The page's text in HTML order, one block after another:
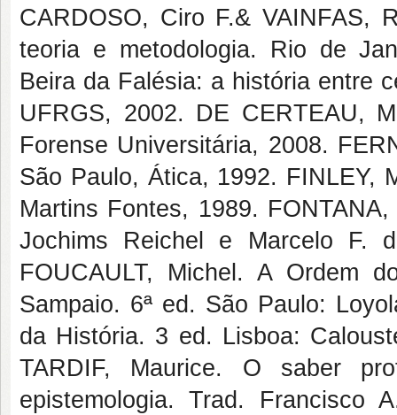
CARDOSO, Ciro F.& VAINFAS,
teoria e metodologia. Rio de
Beira da Falésia: a história entre
UFRGS, 2002. DE CERTEAU,
Forense Universitária, 2008.
São Paulo, Ática, 1992. FINLEY,
Martins Fontes, 1989.
Jochims Reichel e Marcelo F.
FOUCAULT, Michel. A Ordem
Sampaio. 6ª ed. São Paulo:
da História. 3 ed. Lisboa:
TARDIF, Maurice. O saber
epistemologia. Trad. Francisco